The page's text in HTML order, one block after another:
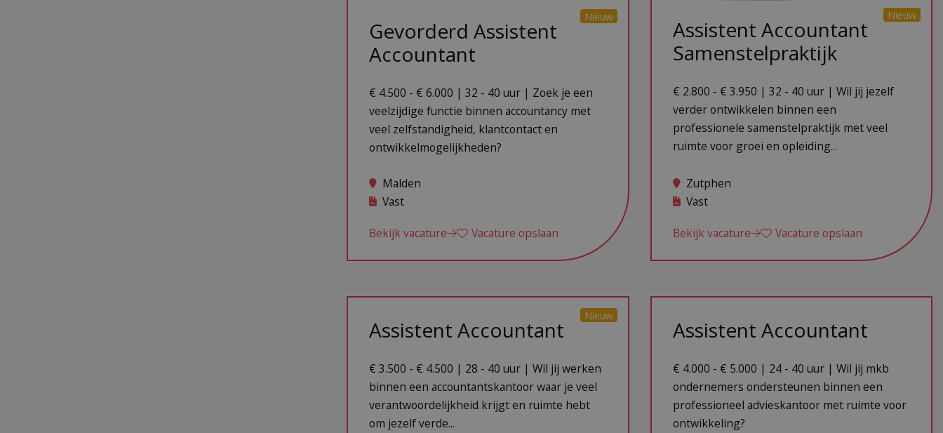
Gevorderd Assistent
Accountant
Nieuw
€ 4.500 - € 6.000 | 32 - 40 uur | Zoek je een
veelzijdige functie binnen accountancy met
veel zelfstandigheid, klantcontact en
ontwikkelmogelijkheden?
Malden
Vast
Bekijk vacature Vacature opslaan
Assistent Accountant
Samenstelpraktijk
Nieuw
€ 2.800 - € 3.950 | 32 - 40 uur | Wil jij jezelf
verder ontwikkelen binnen een
professionele samenstelpraktijk met veel
ruimte voor groei en opleiding...
Zutphen
Vast
Bekijk vacature Vacature opslaan
Assistent Accountant
Nieuw
€ 3.500 - € 4.500 | 28 - 40 uur | Wil jij werken
binnen een accountantskantoor waar je veel
verantwoordelijkheid krijgt en ruimte hebt
om jezelf verde...
Assistent Accountant
€ 4.000 - € 5.000 | 24 - 40 uur | Wil jij mkb
ondernemers ondersteunen binnen een
professioneel advieskantoor met ruimte voor
ontwikkeling?